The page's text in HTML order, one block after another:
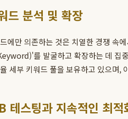
드 분석 및 확장
에만 의존하는 것은 치열한 경쟁 속
를 발굴하고 확장하는 데 집
세부 키워드 풀을 보유하고 있으며
테스팅과 지속적인 최적